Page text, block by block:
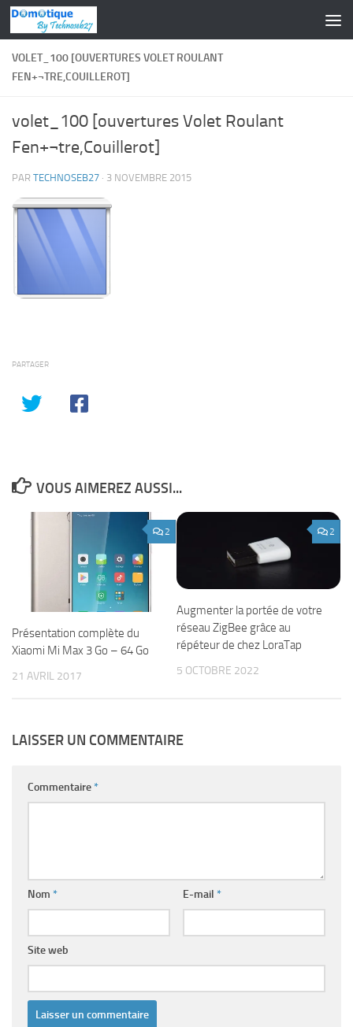
Skip to content
VOLET_100 [OUVERTURES VOLET ROULANT
FEN+¬TRE,COUILLEROT]
volet_100 [ouvertures Volet Roulant
Fen+¬tre,Couillerot]
PAR TECHNOSEB27 · 3 NOVEMBRE 2015
PARTAGER
VOUS AIMEREZ AUSSI...
2
Présentation complète du
Xiaomi Mi Max 3 Go – 64 Go
21 AVRIL 2017
2
Augmenter la portée de votre
réseau ZigBee grâce au
répéteur de chez LoraTap
5 OCTOBRE 2022
LAISSER UN COMMENTAIRE
Commentaire*
Nom * E-mail *
Site web